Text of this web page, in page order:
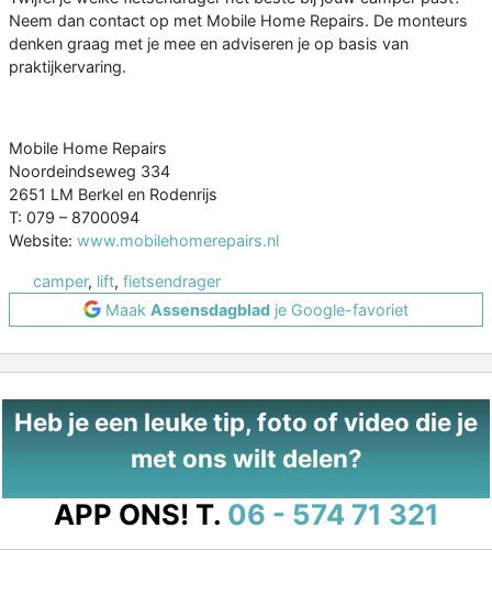
Neem dan contact op met Mobile Home Repairs. De monteurs
denken graag met je mee en adviseren je op basis van
praktijkervaring.
Mobile Home Repairs
Noordeindseweg 334
2651 LM Berkel en Rodenrijs
T: 079 – 8700094
Website: www.mobilehomerepairs.nl
camper, lift, fietsendrager
Maak Assensdagblad je Google-favoriet
Heb je een leuke tip, foto of video die je
met ons wilt delen?
APP ONS! T. 06 - 574 71 321